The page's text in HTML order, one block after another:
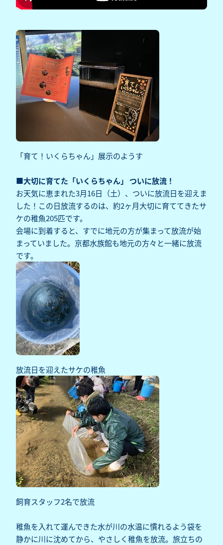
「育て！いくらちゃん」展示のようす
■大切に育てた「いくらちゃん」 ついに放流！
お天気に恵まれた3月16日（土）、ついに放流日を迎えま
した！この日放流するのは、約2ヶ月大切に育ててきたサ
ケの稚魚205匹です。
会場に到着すると、すでに地元の方が集まって放流が始
まっていました。京都水族館も地元の方々と一緒に放流
です。
放流日を迎えたサケの稚魚
飼育スタッフ2名で放流
稚魚を入れて運んできた水が川の水温に慣れるよう袋を
静かに川に沈めてから、やさしく稚魚を放流。旅立ちの